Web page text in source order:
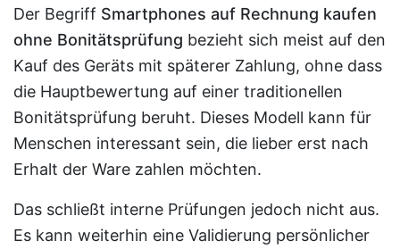
Der Begriff Smartphones auf Rechnung kaufen
ohne Bonitätsprüfung bezieht sich meist auf den
Kauf des Geräts mit späterer Zahlung, ohne dass
die Hauptbewertung auf einer traditionellen
Bonitätsprüfung beruht. Dieses Modell kann für
Menschen interessant sein, die lieber erst nach
Erhalt der Ware zahlen möchten.
Das schließt interne Prüfungen jedoch nicht aus.
Es kann weiterhin eine Validierung persönlicher